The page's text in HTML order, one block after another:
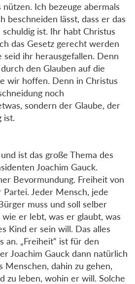
Ich bezeuge abermals
beschneiden lässt, dass er das
schuldig ist. Ihr habt Christus
das Gesetz gerecht werden
seid ihr herausgefallen. Denn
den Glauben auf die
wir hoffen. Denn in Christus
noch
sondern der Glaube, der
ist.
ist das große Thema des
Joachim Gauck.
Bevormundung. Freiheit von
Partei. Jeder Mensch, jede
muss und soll selber
er lebt, was er glaubt, was
Kind er sein will. Das alles
an. „Freiheit“ ist für den
Joachim Gauck dann natürlich
Menschen, dahin zu gehen,
zu leben, wohin er will. Solche